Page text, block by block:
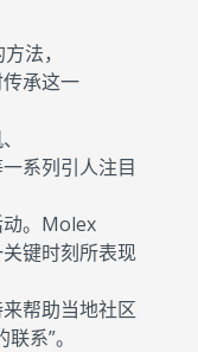
法，
承这一
系列引人注目
动。Molex
键时刻所表现
帮助当地社区
系”。